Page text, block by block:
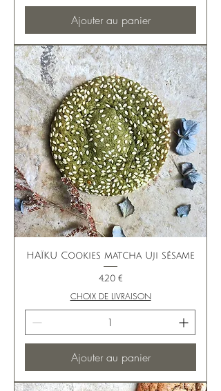
Ajouter au panier
HAÏKU Cookies matcha Uji sésame
Prix
4,20 €
CHOIX DE LIVRAISON
Ajouter au panier